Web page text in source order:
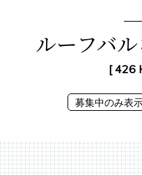
ルーフバ
[ 426
募集中のみ表